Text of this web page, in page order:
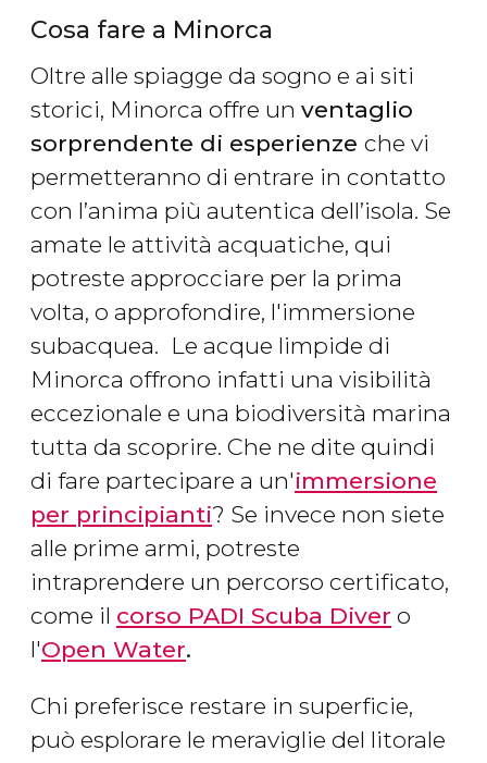
Cosa fare a Minorca
Oltre alle spiagge da sogno e ai siti
storici, Minorca offre un ventaglio
sorprendente di esperienze che vi
permetteranno di entrare in contatto
con l’anima più autentica dell’isola. Se
amate le attività acquatiche, qui
potreste approcciare per la prima
volta, o approfondire, l'immersione
subacquea. Le acque limpide di
Minorca offrono infatti una visibilità
eccezionale e una biodiversità marina
tutta da scoprire. Che ne dite quindi
di fare partecipare a un'immersione
per principianti? Se invece non siete
alle prime armi, potreste
intraprendere un percorso certificato,
come il corso PADI Scuba Diver o
l'Open Water.
Chi preferisce restare in superficie,
può esplorare le meraviglie del litorale